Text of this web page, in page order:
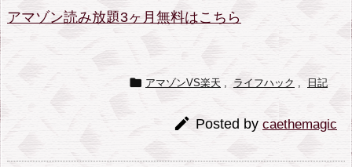
アマゾン読み放題3ヶ月無料はこちら
 アマゾンVS楽天 ライフハック 日記
 Posted by caethemagic